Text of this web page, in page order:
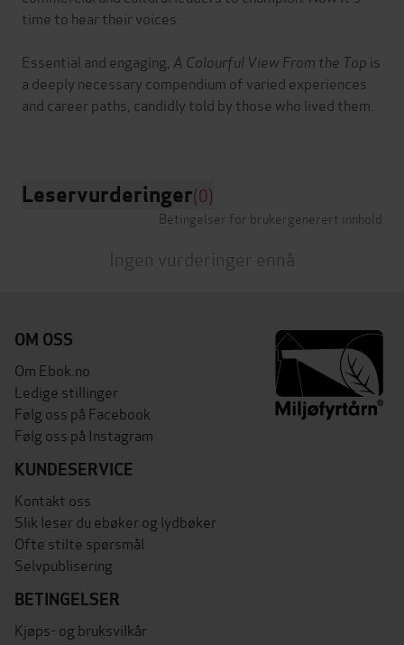
time to hear their voices.
Essential and engaging, A Colourful View From the Top is
a deeply necessary compendium of varied experiences
and career paths, candidly told by those who lived them.
Leservurderinger(0)
Betingelser for brukergenerert innhold
Ingen vurderinger ennå
OM OSS
Om Ebok.no
Ledige stillinger
Følg oss på Facebook
Følg oss på Instagram
KUNDESERVICE
Kontakt oss
Slik leser du ebøker og lydbøker
Ofte stilte spørsmål
Selvpublisering
BETINGELSER
Kjøps- og bruksvilkår